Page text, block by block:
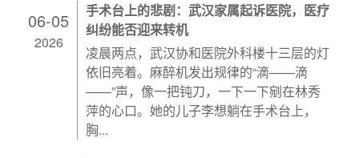
06-05
2026
手术台上的悲剧：武汉家属起诉医院，医疗
纠纷能否迎来转机
凌晨两点，武汉协和医院外科楼十三层的灯
依旧亮着。麻醉机发出规律的“滴——滴
——”声，像一把钝刀，一下一下剜在林秀
萍的心口。她的儿子李想躺在手术台上，
胸...